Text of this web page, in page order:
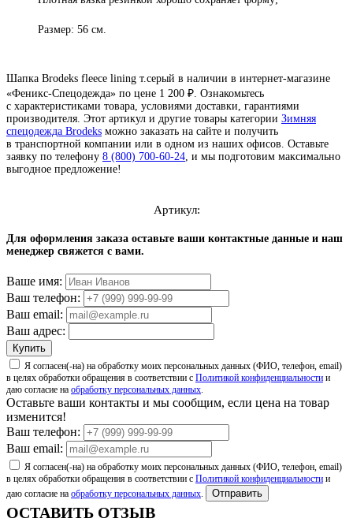
Размер: 56 см.
Шапка Brodeks fleece lining т.серый в наличии в интернет-магазине
«Феникс-Спецодежда» по цене 1 200 ₽. Ознакомьтесь
с характеристиками товара, условиями доставки, гарантиями
производителя. Этот артикул и другие товары категории Зимняя
спецодежда Brodeks можно заказать на сайте и получить
в транспортной компании или в одном из наших офисов. Оставьте
заявку по телефону 8 (800) 700-60-24 и мы подготовим максимально
выгодное предложение!
4.5
Артикул:
Для оформления заказа оставьте ваши контактные данные и наш
менеджер свяжется с вами.
Ваше имя:
Ваш телефон:
Ваш email:
Ваш адрес:
Купить
Я согласен(-на) на обработку моих персональных данных (ФИО, телефон, email)
в целях обработки обращения в соответствии с Политикой конфиденциальности и
даю согласие на обработку персональных данных
Оставьте ваши контакты и мы сообщим, если цена на товар
изменится!
Ваш телефон:
Ваш email:
Я согласен(-на) на обработку моих персональных данных (ФИО, телефон, email)
в целях обработки обращения в соответствии с Политикой конфиденциальности и
даю согласие на обработку персональных данных Отправить
ОСТАВИТЬ ОТЗЫВ